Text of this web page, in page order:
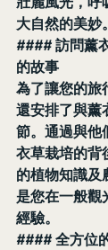
大自然的美妙。
#### 訪問薰
的故事
為了讓您的旅
還安排了與薰
節。通過與他
衣草栽培的背
的植物知識及
是您在一般觀
經驗。
#### 全方位